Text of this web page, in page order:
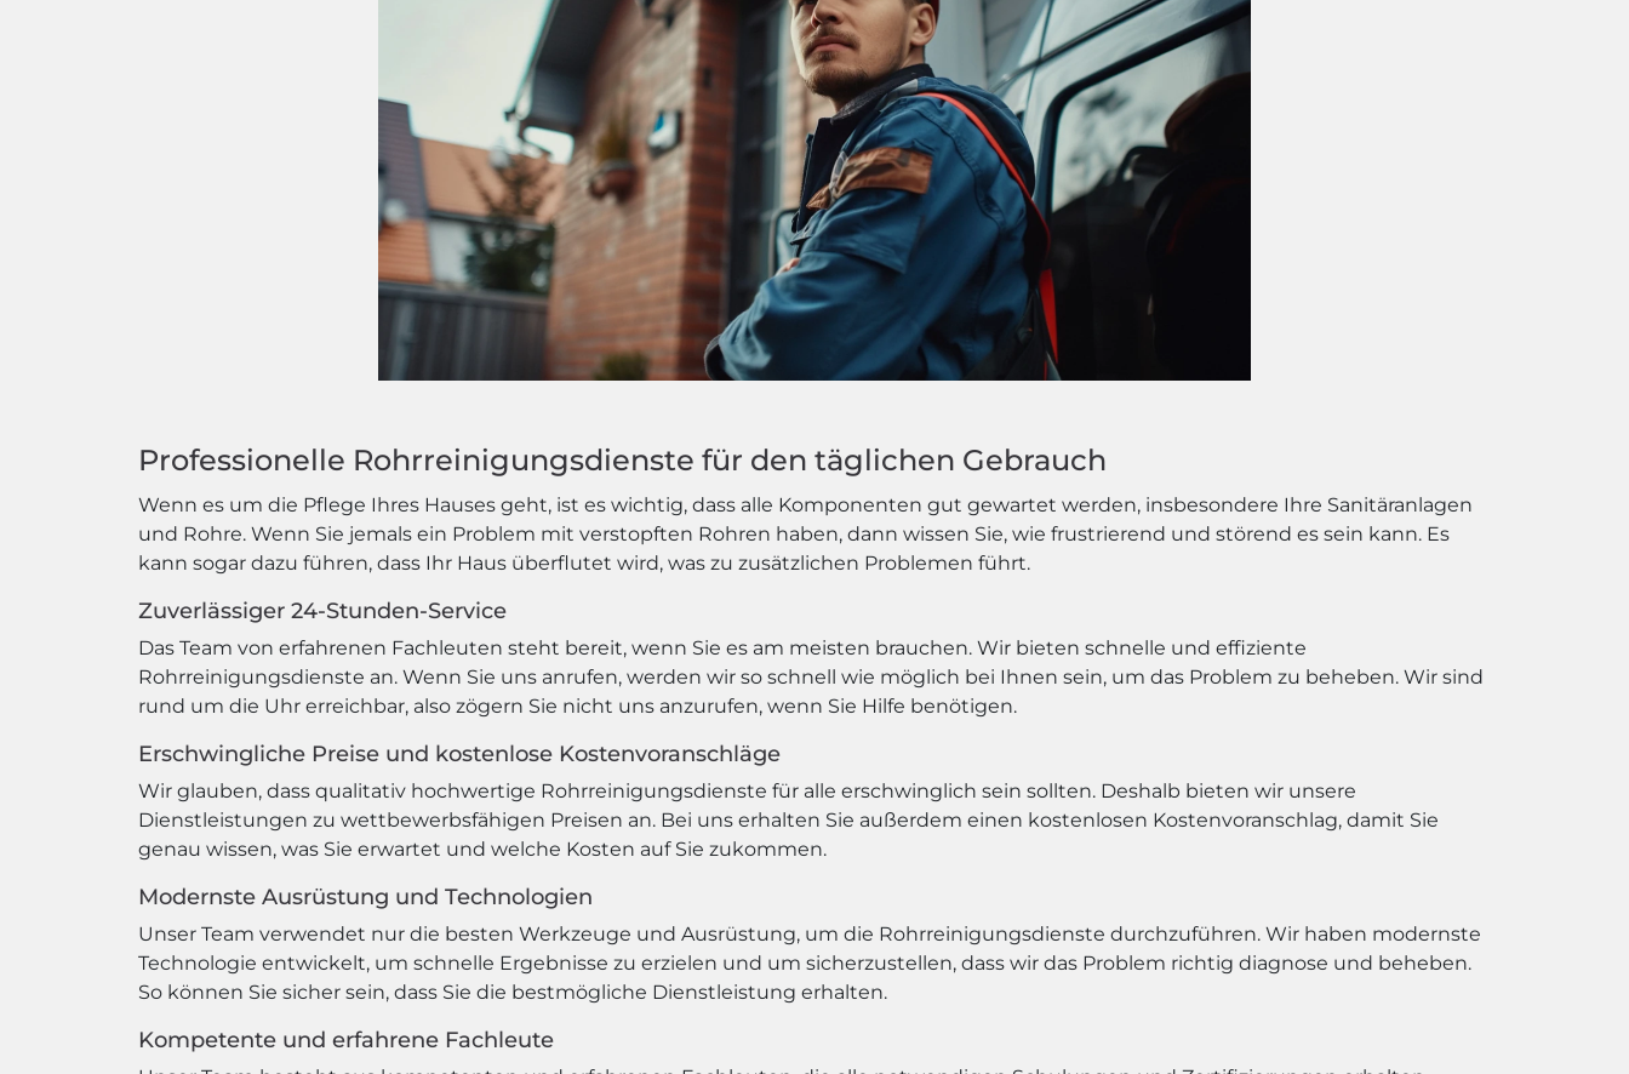
Professionelle Rohrreinigungsdienste für den täglichen Gebrauch
Wenn es um die Pflege Ihres Hauses geht, ist es wichtig, dass alle Komponenten gut gewartet werden, insbesondere Ihre Sanitäranlagen
und Rohre. Wenn Sie jemals ein Problem mit verstopften Rohren haben, dann wissen Sie, wie frustrierend und störend es sein kann. Es
kann sogar dazu führen, dass Ihr Haus überflutet wird, was zu zusätzlichen Problemen führt.
Zuverlässiger 24-Stunden-Service
Das Team von erfahrenen Fachleuten steht bereit, wenn Sie es am meisten brauchen. Wir bieten schnelle und effiziente
Rohrreinigungsdienste an. Wenn Sie uns anrufen, werden wir so schnell wie möglich bei Ihnen sein, um das Problem zu beheben. Wir sind
rund um die Uhr erreichbar, also zögern Sie nicht uns anzurufen, wenn Sie Hilfe benötigen.
Erschwingliche Preise und kostenlose Kostenvoranschläge
Wir glauben, dass qualitativ hochwertige Rohrreinigungsdienste für alle erschwinglich sein sollten. Deshalb bieten wir unsere
Dienstleistungen zu wettbewerbsfähigen Preisen an. Bei uns erhalten Sie außerdem einen kostenlosen Kostenvoranschlag, damit Sie
genau wissen, was Sie erwartet und welche Kosten auf Sie zukommen.
Modernste Ausrüstung und Technologien
Unser Team verwendet nur die besten Werkzeuge und Ausrüstung, um die Rohrreinigungsdienste durchzuführen. Wir haben modernste
Technologie entwickelt, um schnelle Ergebnisse zu erzielen und um sicherzustellen, dass wir das Problem richtig diagnose und beheben.
So können Sie sicher sein, dass Sie die bestmögliche Dienstleistung erhalten.
Kompetente und erfahrene Fachleute